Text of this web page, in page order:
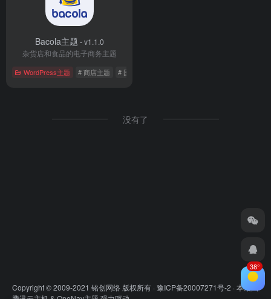
Bacola主题 - v1.1.0
杂货店和食品的电子商务主题
WordPress主题 # 商店主题 # 国外主题
没有了
Copyright © 2009-2021 铭创网络 版权所有 ·豫ICP备20007271号-2 · 本站由
38°